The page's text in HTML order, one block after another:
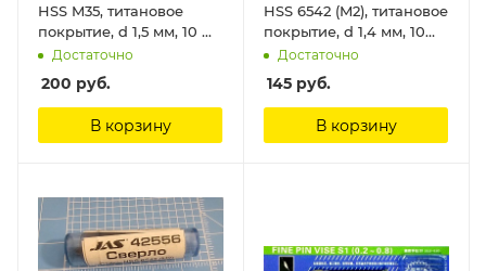
HSS M35, титановое
покрытие, d 1,5 мм, 10 шт.
JasДостаточно
200 руб.
В корзину
HSS 6542 (M2), титановое
покрытие, d 1,4 мм, 10
шт. Jas
Достаточно
145 руб.
В корзину